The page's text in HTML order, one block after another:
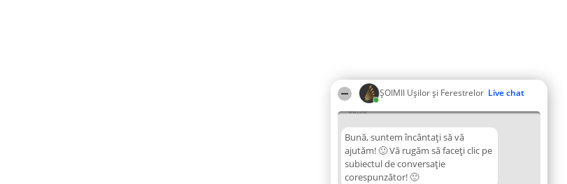
ȘOIMII Ușilor și Ferestrelor Live chat
00:36
Bună, suntem încântați să vă
ajutăm! 🙂 Vă rugăm să faceți clic pe
subiectul de conversație
corespunzător! 🙂